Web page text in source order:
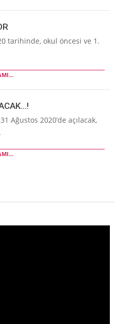
tarihinde, okul öncesi ve 1.
Ağustos 2020’de açılacak,